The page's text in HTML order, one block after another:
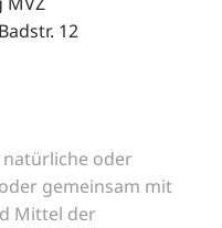
12
oder
gemeinsam mit
Mittel der